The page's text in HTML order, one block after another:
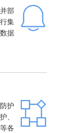
部
集
据
护
、
各